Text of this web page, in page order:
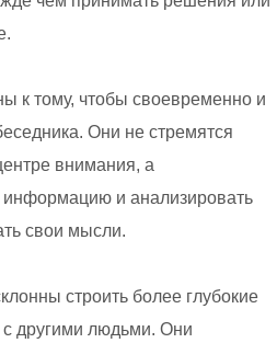
к тому, чтобы своевременно и
Они не стремятся
внимания, а
информацию и анализировать
свои мысли.
строить более глубокие
с другими людьми. Они